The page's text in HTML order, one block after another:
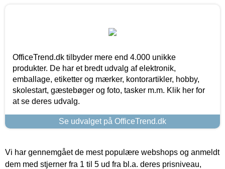
OfficeTrend.dk tilbyder mere end 4.000 unikke
produkter. De har et bredt udvalg af elektronik,
emballage, etiketter og mærker, kontorartikler, hobby,
skolestart, gæstebøger og foto, tasker m.m. Klik her for
at se deres udvalg.
Se udvalget på OfficeTrend.dk
Vi har gennemgået de mest populære webshops og anmeldt
dem med stjerner fra 1 til 5 ud fra bl.a. deres prisniveau,